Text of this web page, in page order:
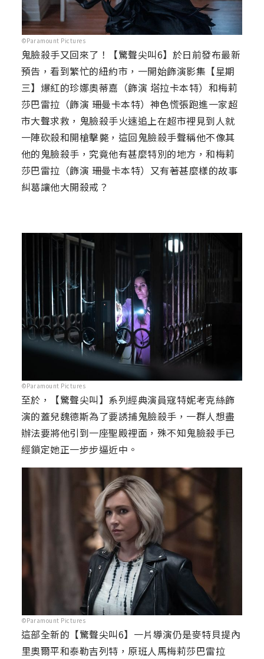
©Paramount Pictures
鬼臉殺手又回來了！【驚聲尖叫6】於日前發布最新
預告，看到繁忙的紐約市，一開始飾演影集【星期
三】爆紅的珍娜奧蒂嘉（飾演 塔拉卡本特）和梅莉
莎巴雷拉（飾演 珊曼卡本特）神色慌張跑進一家超
市大聲求救，鬼臉殺手火速追上在超市裡見到人就
一陣砍殺和開槍擊斃，這回鬼臉殺手聲稱他不像其
他的鬼臉殺手，究竟他有甚麼特別的地方，和梅莉
莎巴雷拉（飾演 珊曼卡本特）又有著甚麼樣的故事
糾葛讓他大開殺戒？
©Paramount Pictures
至於，【驚聲尖叫】系列經典演員寇特妮考克絲飾
演的蓋兒魏德斯為了要誘捕鬼臉殺手，一群人想盡
辦法要將他引到一座聖殿裡面，殊不知鬼臉殺手已
經鎖定她正一步步逼近中。
©Paramount Pictures
這部全新的【驚聲尖叫6】一片導演仍是麥特貝提內
里奧爾平和泰勒吉列特，原班人馬梅莉莎巴雷拉